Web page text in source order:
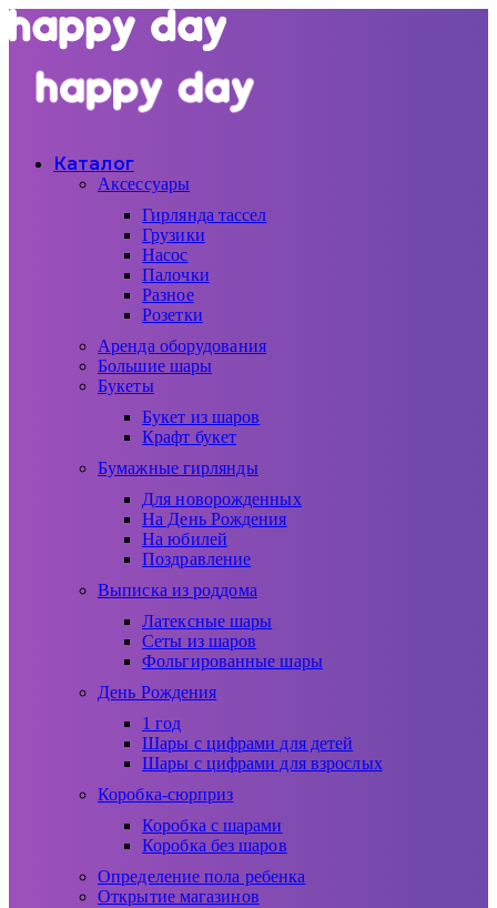
Каталог
Аксессуары
Гирлянда тассел
Грузики
Насос
Палочки
Разное
Розетки
Аренда оборудования
Большие шары
Букеты
Букет из шаров
Крафт букет
Бумажные гирлянды
Для новорожденных
На День Рождения
На юбилей
Поздравление
Выписка из роддома
Латексные шары
Сеты из шаров
Фольгированные шары
День Рождения
1 год
Шары с цифрами для детей
Шары с цифрами для взрослых
Коробка-сюрприз
Коробка с шарами
Коробка без шаров
Определение пола ребенка
Открытие магазинов